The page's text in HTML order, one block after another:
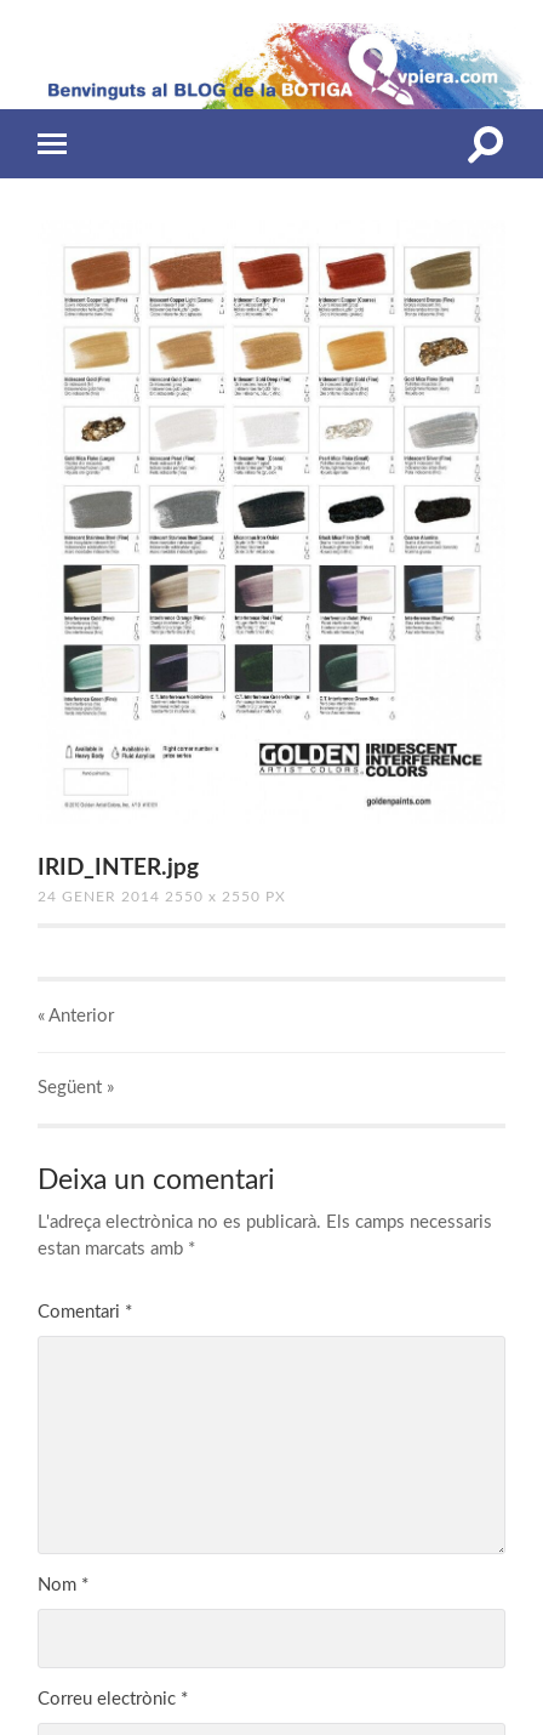
mobile
Toggle
IRID_INTER.jpg
24 GENER 2014 2550x 2550 PX
« Anterior
Següent »
Deixa un comentari
L'adreça electrònica no es publicarà. Els camps necessaris
estan marcats amb *
Comentari *
Nom *
Correu electrònic *